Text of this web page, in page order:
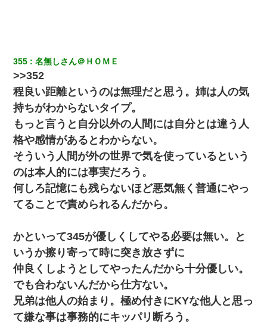
355 名無しさん＠ＨＯＭＥ
>>352
程良い距離というのは無理だと思う。姉は人の気
持ちがわからないタイプ。
もっと言うと自分以外の人間には自分とは違う人
格や感情があるとわからない。
そういう人間が外の世界で気を使っているという
のは本人的には事実だろう。
何しろ記憶にも残らないほど悪気無く普通にやっ
てることで責められるんだから。
かといって345が優しくしてやる必要は無い。と
いうか擦り寄って時に突き放さずに
仲良くしようとしてやったんだから十分優しい。
でも合わないんだから仕方ない。
兄弟は他人の始まり。極め付きにKYな他人と思っ
て嫌な事は事務的にキッパリ断ろう。